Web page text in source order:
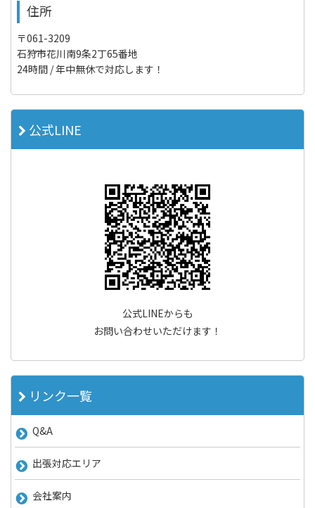
住所
〒061-3209
石狩市花川南9条2丁65番地
24時間 / 年中無休で対応します！
公式LINE
公式LINEからも
お問い合わせいただけます！
リンク一覧
Q&A
出張対応エリア
会社案内